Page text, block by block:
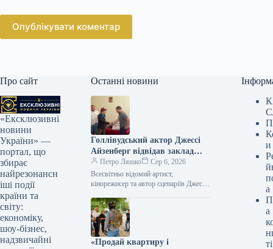
Опублікувати коментар
Про сайт
«Ексклюзивні
новини
України» —
портал, що
збирає
найрезонансн
іші події
країни та
світу:
економіку,
шоу-бізнес,
надзвичайні
Останні новини
Голлівудський актор Джессі
Айзенберг відвідав заклад
оздоровлення Державної
прикордонної служби
Петро Ляшко
Сер 6, 2026
Всесвітньо відомий артист,
кінорежисер та автор сценаріїв Джессі
медичних закладів Державної служби
України з питань…
«Продай квартиру і
и
а
а
ті